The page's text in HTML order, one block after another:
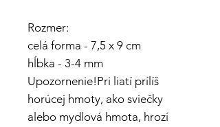
Rozmer:
celá forma - 7,5 x 9 cm
hĺbka - 3-4 mm
Upozornenie!Pri liatí prílíš
horúcej hmoty, ako sviečky
alebo mydlová hmota, hrozí